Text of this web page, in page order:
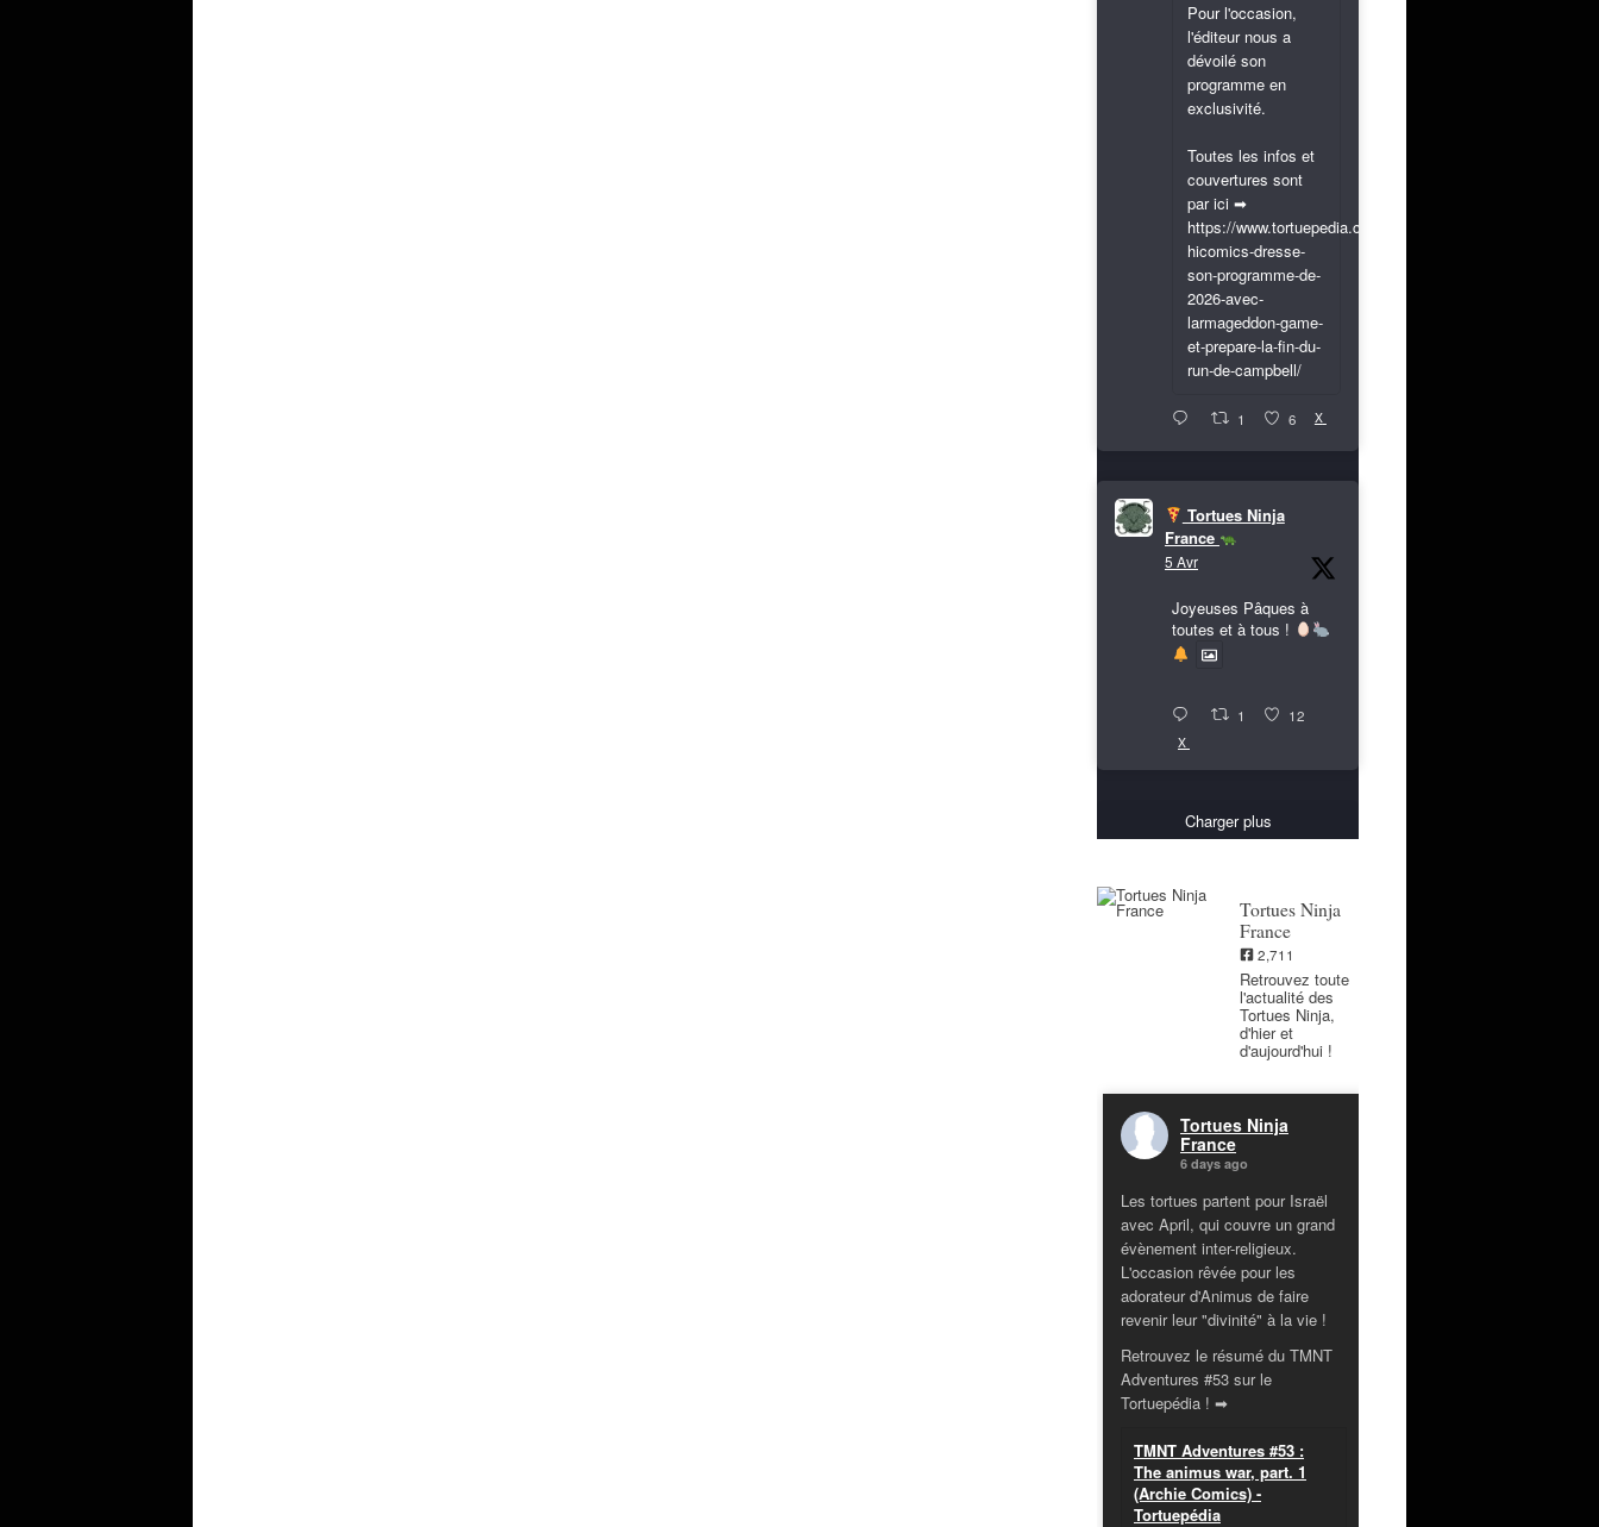
Pour l'occasion,
l'éditeur nous a
dévoilé son
programme en
exclusivité.
Toutes les infos et
couvertures sont
par ici ➡
https://www.tortuepedia.com/2026/03/31/exclusif-
hicomics-dresse-
son-programme-de-
2026-avec-
larmageddon-game-
et-prepare-la-fin-du-
run-de-campbell/
1 6 X
Tortues Ninja
France
5 Avr
Joyeuses Pâques à
toutes et à tous !
1 12
X
Charger plus
Tortues Ninja
France
2,711
Retrouvez toute
l'actualité des
Tortues Ninja,
d'hier et
d'aujourd'hui !
Tortues Ninja
France
6 days ago
Les tortues partent pour Israël
avec April, qui couvre un grand
évènement inter-religieux.
L'occasion rêvée pour les
adorateur d'Animus de faire
revenir leur "divinité" à la vie !
Retrouvez le résumé du TMNT
Adventures #53 sur le
Tortuepédia ! ➡
TMNT Adventures #53 :
The animus war, part. 1
(Archie Comics) -
Tortuepédia